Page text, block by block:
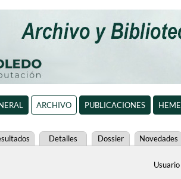
ARCHIVO PUBLICACIONES
Detalles Dossier Novedades
Usuario